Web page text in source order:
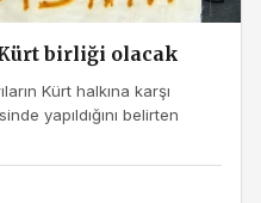
birliği olacak
Kürt halkına karşı
yapıldığını belirten